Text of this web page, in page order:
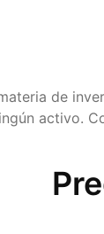
de
activo.